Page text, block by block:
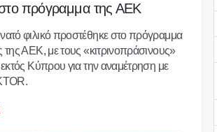
στο πρόγραμμα της ΑΕΚ
φιλικό προστέθηκε στο πρόγραμμα
της ΑΕΚ, με τους «κιτρινοπράσινους»
εκτός Κύπρου για την αναμέτρηση με